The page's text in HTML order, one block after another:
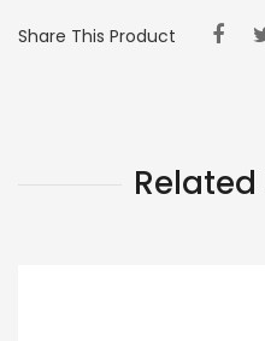
Share This Product